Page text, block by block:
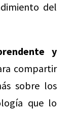
del
y
compartir
sobre los
que lo